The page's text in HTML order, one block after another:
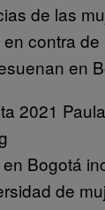
de las
contra de
en
Bogotá
de